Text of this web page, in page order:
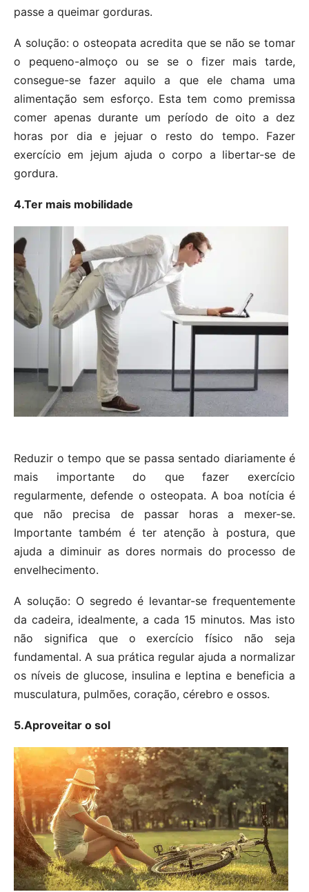
passe a queimar gorduras.
A solução: o osteopata acredita que se não se tomar
o pequeno-almoço ou se se o fizer mais tarde,
consegue-se fazer aquilo a que ele chama uma
alimentação sem esforço. Esta tem como premissa
comer apenas durante um período de oito a dez
horas por dia e jejuar o resto do tempo. Fazer
exercício em jejum ajuda o corpo a libertar-se de
gordura.
4.Ter mais mobilidade
Reduzir o tempo que se passa sentado diariamente é
mais importante do que fazer exercício
regularmente, defende o osteopata. A boa notícia é
que não precisa de passar horas a mexer-se.
Importante também é ter atenção à postura, que
ajuda a diminuir as dores normais do processo de
envelhecimento.
A solução: O segredo é levantar-se frequentemente
da cadeira, idealmente, a cada 15 minutos. Mas isto
não significa que o exercício físico não seja
fundamental. A sua prática regular ajuda a normalizar
os níveis de glucose, insulina e leptina e beneficia a
musculatura, pulmões, coração, cérebro e ossos.
5.Aproveitar o sol